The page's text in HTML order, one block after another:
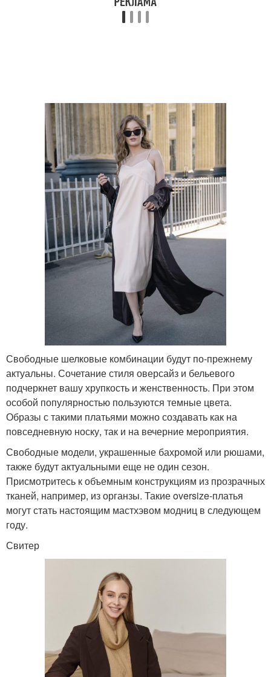
Свободные шелковые комбинации будут по-прежнему
актуальны. Сочетание стиля оверсайз и бельевого
подчеркнет вашу хрупкость и женственность. При этом
особой популярностью пользуются темные цвета.
Образы с такими платьями можно создавать как на
повседневную носку, так и на вечерние мероприятия.
Свободные модели, украшенные бахромой или рюшами,
также будут актуальными еще не один сезон.
Присмотритесь к объемным конструкциям из прозрачных
тканей, например, из органзы. Такие oversize-платья
могут стать настоящим мастхэвом модниц в следующем
году.
Свитер